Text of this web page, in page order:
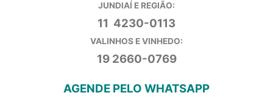
JUNDIAÍ E REGIÃO:
11 4230-0113
VALINHOS E VINHEDO:
19 2660-0769
AGENDE PELO WHATSAPP